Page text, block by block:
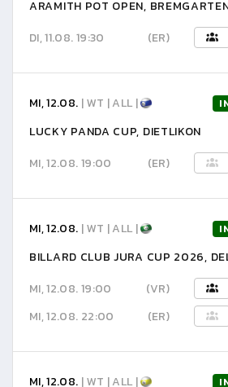
ARAMITH POT OPEN,
DI, 11.08. 19:30
(ER)
MI, 12.08. | WT | ALL |
LUCKY PANDA CUP, DIETLIKON
MI, 12.08. 19:00
(ER)
MI, 12.08. | WT | ALL |
BILLARD CLUB JURA CUP 2026,
MI, 12.08. 19:00
(VR)
MI, 12.08. 22:00
(ER)
MI, 12.08. | WT | ALL |